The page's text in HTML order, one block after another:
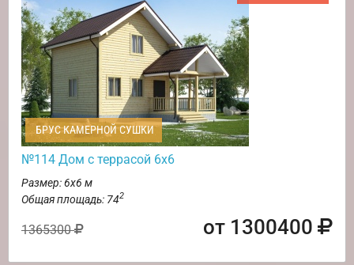
БРУС КАМЕРНОЙ СУШКИ
№114 Дом с террасой 6х6
Размер: 6х6 м
Общая площадь: 742
1365300 от 1300400